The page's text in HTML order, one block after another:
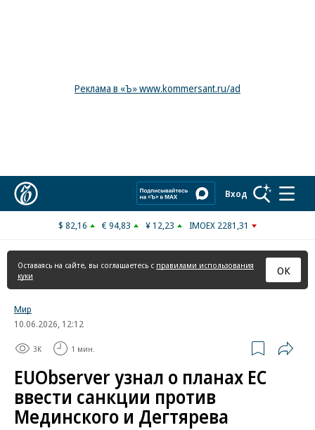
Реклама в «Ъ» www.kommersant.ru/ad
Вход
$ 82,16 € 94,83 ¥ 12,23 IMOEX 2281,31
Оставаясь на сайте, вы соглашаетесь с правилами использования
куки
ОК
Мир
10.06.2026, 12:12
3K 1 мин.
EUObserver узнал о планах ЕС
ввести санкции против
Мединского и Дегтярева